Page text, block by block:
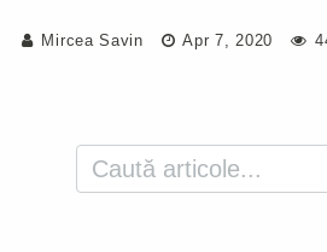
Mircea Savin Apr 7, 2020